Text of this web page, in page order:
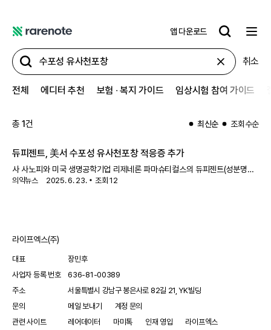
어
노
트
앱 다운로드
취소
전체 에디터 추천 보험 ∙ 복지 가이드 임상시험 참여 가이드
총1건 최신순 조회수순
듀피젠트, 美서수포성 유사천포창적응증 추가
사 사노피와 미국 생명공학기업 리제네론 파마슈티컬스의 듀피젠트(성분명
두필루맙)가 미국에서 희귀 피부질환인
의약뉴스 2025. 6. 23. 조회12
라이프엑스(주)
대표
장민후
사업자 등록 번호
636-81-00389
주소
서울특별시 강남구 봉은사로 82길 21, YK빌딩
문의
메일 보내기
계정 문의
관련 사이트
레어데이터 마미톡 인재 영입
라이프엑스